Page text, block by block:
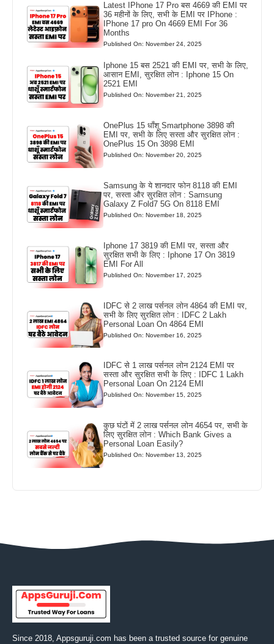
Latest IPhone 17 Pro बस 4669 की EMI पर
36 महीनों के लिए, सभी के EMI पर IPhone :
IPhone 17 pro On 4669 EMI For 36
Months
Published On: November 24, 2025
Iphone 15 बस 2521 की EMI पर, सभी के लिए,
आसान EMI, सुरक्षित लोन : Iphone 15 On
2521 EMI
Published On: November 21, 2025
OnePlus 15 धाँशू Smartphone 3898 की
EMI पर, सभी के लिए सस्ता और सुरक्षित लोन :
OnePlus 15 On 3898 EMI
Published On: November 20, 2025
Samsung के ये शानदार फोन 8118 की EMI
पर, सस्ता और सुरक्षित लोन : Samsung
Galaxy Z Fold7 5G On 8118 EMI
Published On: November 18, 2025
Iphone 17 3819 की EMI पर, सस्ता और
सुरक्षित सभी के लिए : Iphone 17 On 3819
EMI For All
Published On: November 17, 2025
IDFC से 2 लाख पर्सनल लोन 4864 की EMI पर,
सभी के लिए सुरक्षित लोन : IDFC 2 Lakh
Personal Loan On 4864 EMI
Published On: November 16, 2025
IDFC से 1 लाख पर्सनल लोन 2124 EMI पर
सस्ता और सुरक्षित सभी के लिए : IDFC 1 Lakh
Personal Loan On 2124 EMI
Published On: November 15, 2025
कुछ घंटों में 2 लाख पर्सनल लोन 4654 पर, सभी के
लिए सुरक्षित लोन : Which Bank Gives a
Personal Loan Easily?
Published On: November 13, 2025
Since 2018, Appsguruji.com has been a trusted source for genuine